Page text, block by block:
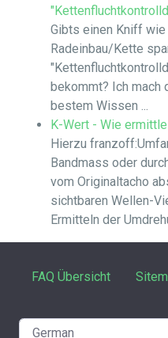
Gibts einen Kniff
Radeinbau/Kette
bekommt? Ich mach
bestem Wissen ...
K-Wert - Wie
Hierzu
Bandmass oder
vom Originaltacho
sichtbaren Wellen-
Ermitteln der
FAQ Übersicht